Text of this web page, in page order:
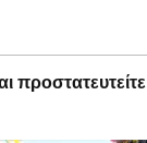
προστατευτείτε